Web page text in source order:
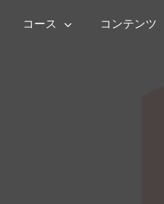
コース コンテンツ